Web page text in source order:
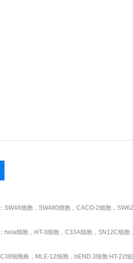
SW48细胞，SW480细胞，CACO-2细胞，
hela细胞，HT-3细胞，C33A细胞，SN12C细
细胞株，MLE-12细胞，bEND.3细胞 HT-22